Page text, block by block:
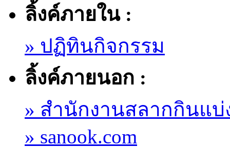
มหาสารคาม )
ลิ้งค์ภายใน :
» ปฏิทินกิจกรรม
ลิ้งค์ภายนอก :
» สำนักงานสลากกินแบ่
» sanook.com